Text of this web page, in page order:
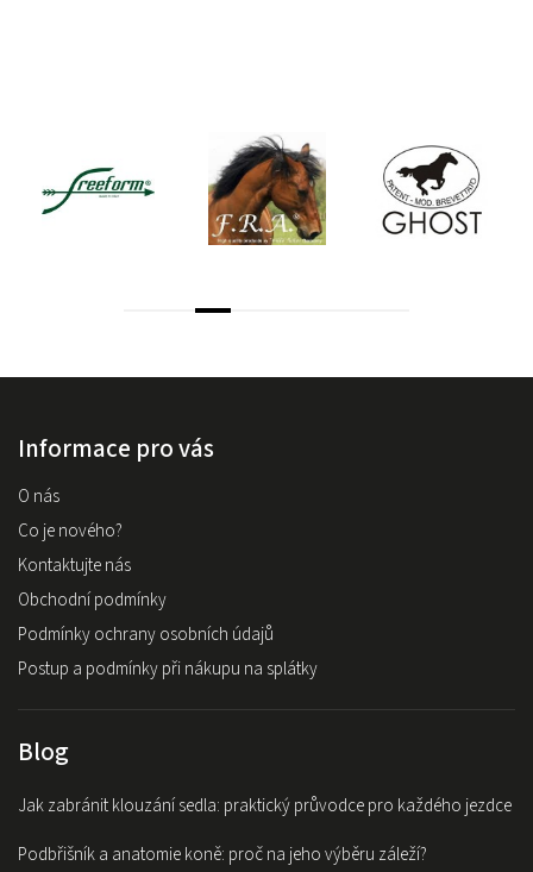
Informace pro vás
O nás
Co je nového?
Kontaktujte nás
Obchodní podmínky
Podmínky ochrany osobních údajů
Postup a podmínky při nákupu na splátky
Blog
Jak zabránit klouzání sedla: praktický průvodce pro každého jezdce
Podbřišník a anatomie koně: proč na jeho výběru záleží?